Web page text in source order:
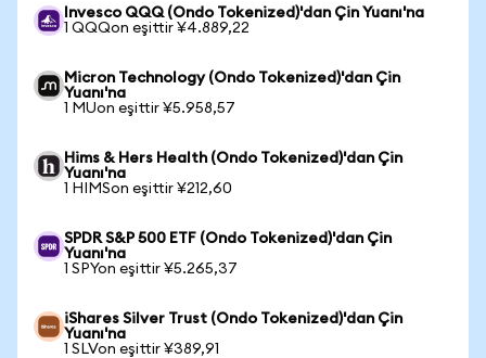
Invesco QQQ (Ondo Tokenized)'dan Çin Yuanı'na
1 QQQon eşittir ¥4.889,22
Micron Technology (Ondo Tokenized)'dan Çin
Yuanı'na
1 MUon eşittir ¥5.958,57
Hims & Hers Health (Ondo Tokenized)'dan Çin
Yuanı'na
1 HIMSon eşittir ¥212,60
SPDR S&P 500 ETF (Ondo Tokenized)'dan Çin
Yuanı'na
1 SPYon eşittir ¥5.265,37
iShares Silver Trust (Ondo Tokenized)'dan Çin
Yuanı'na
1 SLVon eşittir ¥389,91